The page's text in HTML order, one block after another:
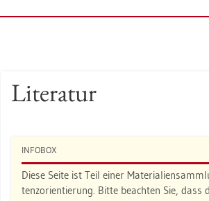
Li­te­ra­tur
IN­FO­BOX
Diese Seite ist Teil einer
tenz­ori­en­tie­rung. Bitte be­ach­ten Sie,